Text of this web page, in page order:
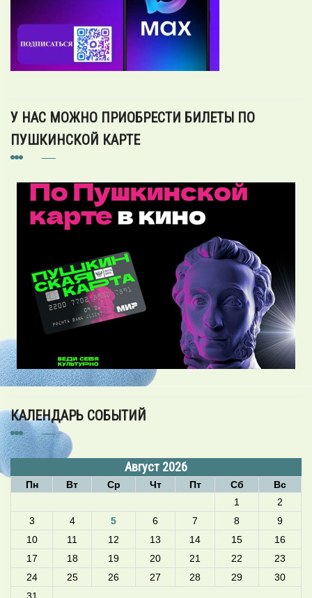
У НАС МОЖНО ПРИОБРЕСТИ БИЛЕТЫ ПО
ПУШКИНСКОЙ КАРТЕ
КАЛЕНДАРЬ СОБЫТИЙ
Август 2026
Пн Вт Ср Чт Пт Сб
Вс
1
2
3
4 5 6 7 8
9
10
11 12 13 14 15
16
17
18 19 20 21 22
23
24
25 26 27 28 29
30